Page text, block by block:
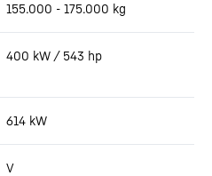
155.000 - 175.000 kg
400 kW / 543 hp
614 kW
V